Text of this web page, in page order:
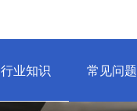
行业知识 常见问题